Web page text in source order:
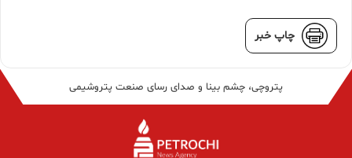
چاپ خبر
پتروچی، چشم بینا و صدای رسای صنعت پتروشیمی